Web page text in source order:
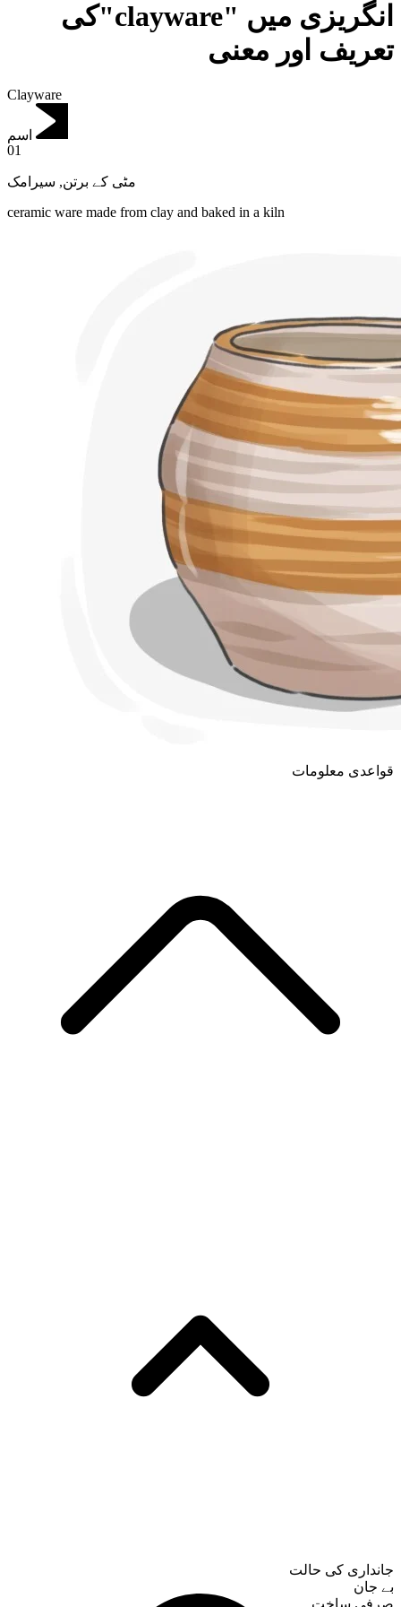
انگریزی میں "clayware"کی
تعریف اور معنی
Clayware
اسم
01
مٹی کے برتن, سیرامک
ceramic ware made from clay and baked in a kiln
قواعدی معلومات
جانداری کی حالت
بے جان
صرفی ساخت